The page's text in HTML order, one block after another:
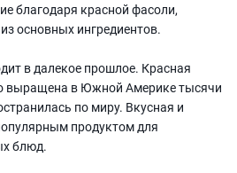
благодаря красной фасоли,
основных ингредиентов.
в далекое прошлое. Красная
выращена в Южной Америке тысячи
по миру. Вкусная и
продуктом для
блюд.